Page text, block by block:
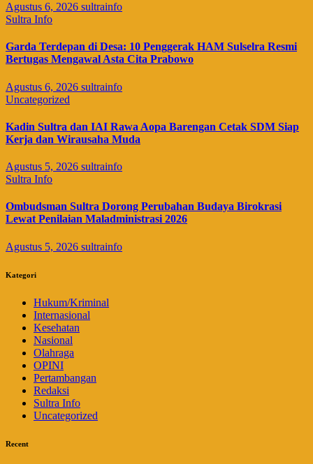
Agustus 6, 2026 sultrainfo
Sultra Info
Garda Terdepan di Desa: 10 Penggerak HAM Sulselra Resmi
Bertugas Mengawal Asta Cita Prabowo
Agustus 6, 2026 sultrainfo
Uncategorized
Kadin Sultra dan IAI Rawa Aopa Barengan Cetak SDM Siap
Kerja dan Wirausaha Muda
Agustus 5, 2026 sultrainfo
Sultra Info
Ombudsman Sultra Dorong Perubahan Budaya Birokrasi
Lewat Penilaian Maladministrasi 2026
Agustus 5, 2026 sultrainfo
Kategori
Hukum/Kriminal
Internasional
Kesehatan
Nasional
Olahraga
OPINI
Pertambangan
Redaksi
Sultra Info
Uncategorized
Recent